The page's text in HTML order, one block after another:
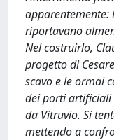
apparentemente:
riportavano
Nel costruirlo,
progetto di
scavo e le ormai
dei porti artificiali
da Vitruvio. Si
mettendo a